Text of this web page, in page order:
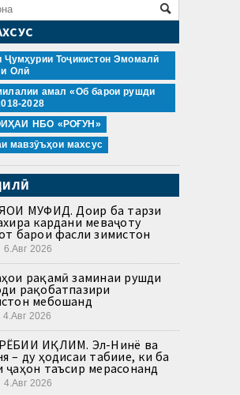
Ҷумҳурии Тоҷикистон Эмомалӣ
Олӣ
амал «Об барои рушди
2028
НБО «РОҒУН»
мавзӯъҳои махсус
МУФИД. Доир ба тарзи
кардани меваҷоту
барои фасли зимистон
6.Авг 2026
рақамӣ заминаи рушди
рақобатпазири
мебошанд
4.Авг 2026
ИҚЛИМ. Эл-Нинё ва
– ду ҳодисаи табиие, ки ба
ҷаҳон таъсир мерасонанд
4.Авг 2026